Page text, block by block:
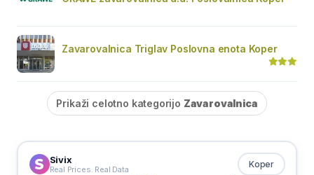
Zavarovalnica Triglav Poslovna enota Koper
Prikaži celotno kategorijo Zavarovalnica
Sivix
Real Prices. Real Data Koper